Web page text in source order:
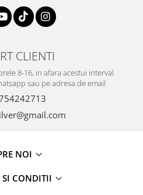
CLIENTI
8-16, in afara acestui interval
sau pe adresa de email
NOI
SI CONDITII